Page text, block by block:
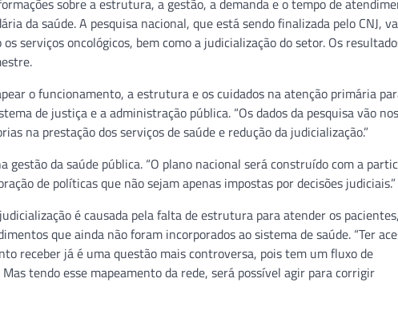
sobre a estrutura, a gestão, a demanda e o tempo de
da saúde. A pesquisa nacional, que está sendo finalizada pelo CNJ,
serviços oncológicos, bem como a judicialização do setor. Os
o funcionamento, a estrutura e os cuidados na atenção primária
de justiça e a administração pública. “Os dados da pesquisa vão
na prestação dos serviços de saúde e redução da judicialização.”
da saúde pública. “O plano nacional será construído com a
de políticas que não sejam apenas impostas por decisões judiciais.”
é causada pela falta de estrutura para atender os pacientes,
que ainda não foram incorporados ao sistema de saúde. “Ter
receber já é uma questão mais controversa, pois tem um fluxo de
tendo esse mapeamento da rede, será possível agir para corrigir